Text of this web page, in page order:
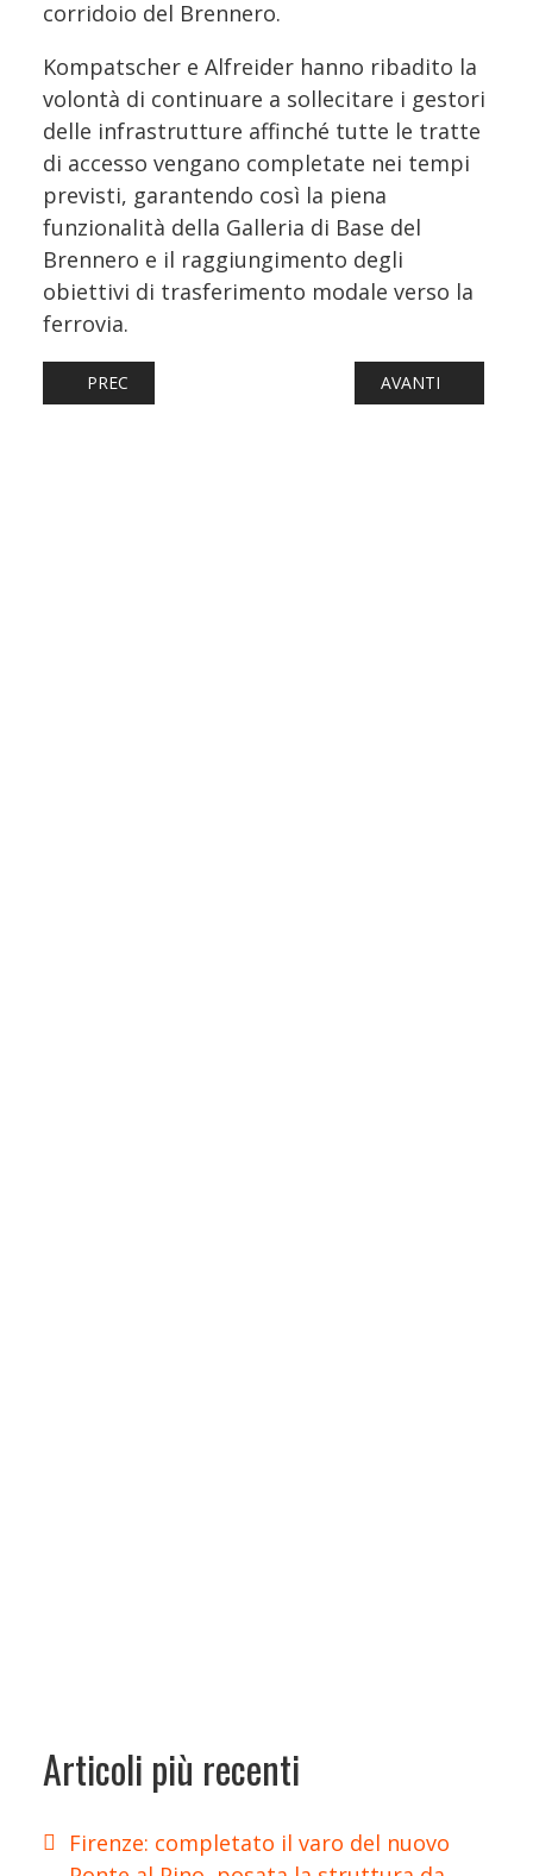
corridoio del Brennero.
Kompatscher e Alfreider hanno ribadito la
volontà di continuare a sollecitare i gestori
delle infrastrutture affinché tutte le tratte
di accesso vengano completate nei tempi
previsti, garantendo così la piena
funzionalità della Galleria di Base del
Brennero e il raggiungimento degli
obiettivi di trasferimento modale verso la
ferrovia.
ARTICOLO PRECEDENTE: LINEA CASTELFRANCO –
PREC ARTICOLO
AVANTI
Articoli più recenti
Firenze: completato il varo del nuovo